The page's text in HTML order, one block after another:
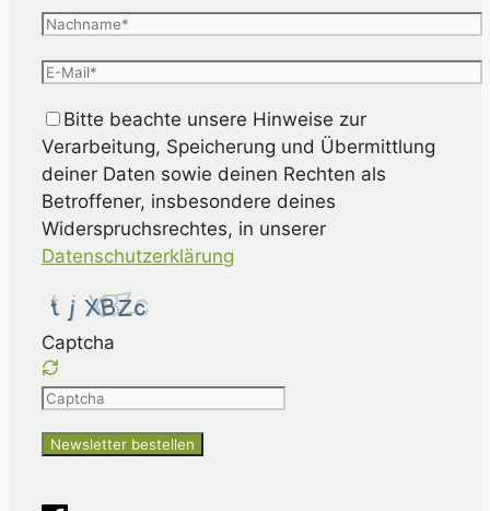
Bitte beachte unsere Hinweise zur
Verarbeitung, Speicherung und Übermittlung
deiner Daten sowie deinen Rechten als
Betroffener, insbesondere deines
Widerspruchsrechtes, in unserer
Datenschutzerklärung
Captcha
Please
the
shown